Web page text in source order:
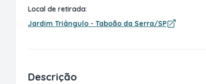
Local de retirada:
Jardim Triângulo - Taboão da Serra/SP
Descrição